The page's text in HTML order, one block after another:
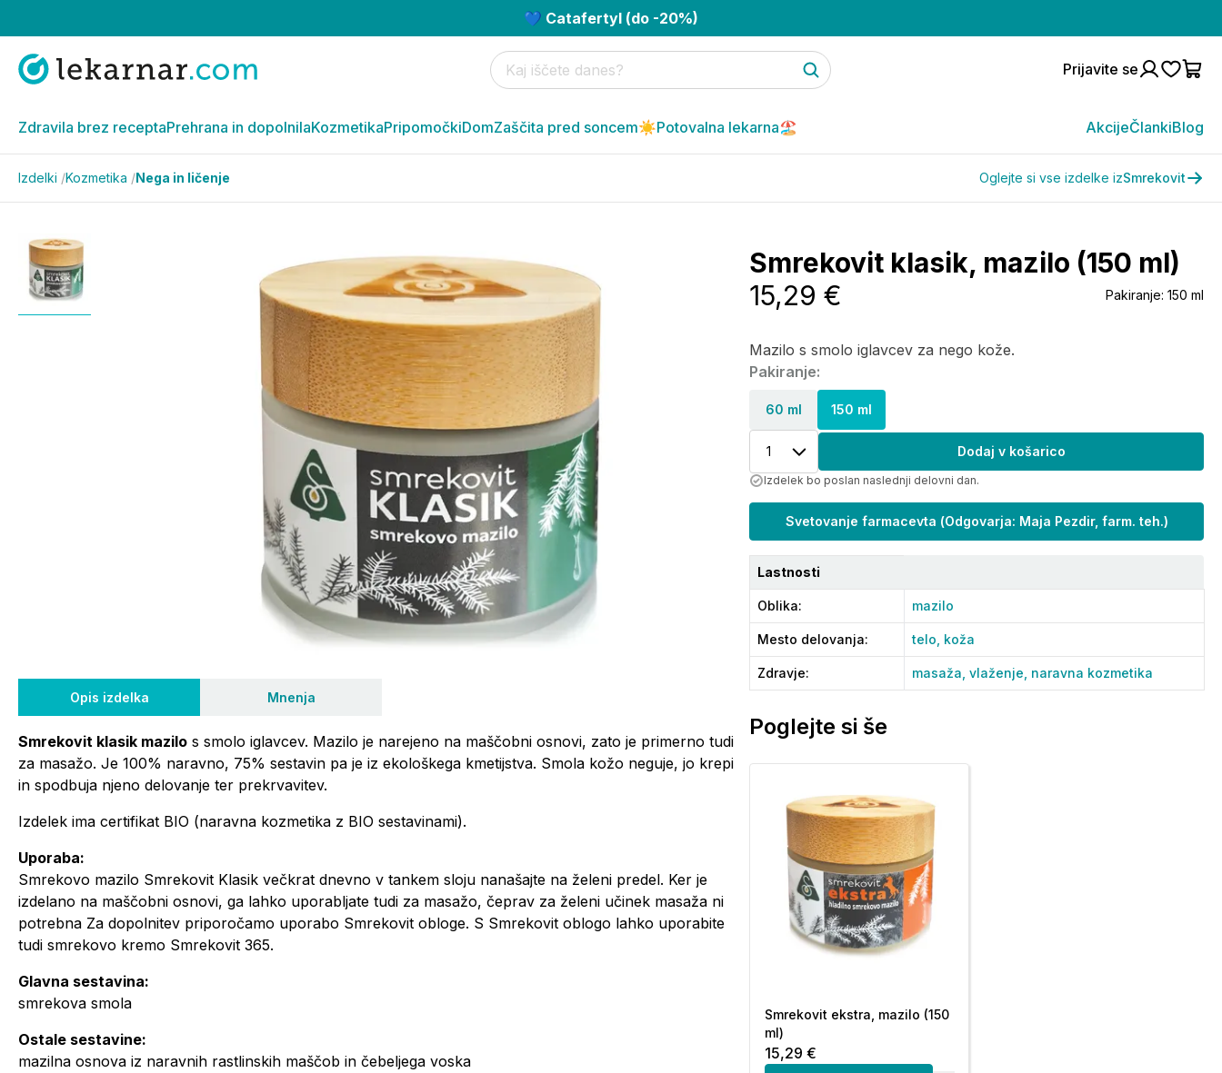
💙 Catafertyl (do -20%)
Prijavite se
Zdravila brez receptaPrehrana in dopolnilaKozmetikaPripomočkiDomZaščita pred soncem☀️Potovalna lekarna🏖️ AkcijeČlankiBlog
Izdelki /Kozmetika /Nega in ličenje Oglejte si vse izdelke izSmrekovit
Opis izdelka Mnenja
Smrekovit klasik mazilo s smolo iglavcev. Mazilo je narejeno na maščobni osnovi, zato je primerno tudi
za masažo. Je 100% naravno, 75% sestavin pa je iz ekološkega kmetijstva. Smola kožo neguje, jo krepi
in spodbuja njeno delovanje ter prekrvavitev.
Izdelek ima certifikat BIO (naravna kozmetika z BIO sestavinami).
Uporaba:
Smrekovo mazilo Smrekovit Klasik večkrat dnevno v tankem sloju nanašajte na želeni predel. Ker je
izdelano na maščobni osnovi, ga lahko uporabljate tudi za masažo, čeprav za želeni učinek masaža ni
potrebna Za dopolnitev priporočamo uporabo Smrekovit obloge. S Smrekovit oblogo lahko uporabite
tudi smrekovo kremo Smrekovit 365.
Glavna sestavina:
smrekova smola
Ostale sestavine:
mazilna osnova iz naravnih rastlinskih maščob in čebeljega voska
Smrekovit klasik, mazilo (150 ml)
Mazilo s smolo iglavcev za nego kože.
Pakiranje:
60 ml 150 ml
15,29 € Pakiranje: 150 ml
1 Dodaj v košarico
Izdelek bo poslan naslednji delovni dan.
Svetovanje farmacevta (Odgovarja: Maja Pezdir, farm. teh.)
Lastnosti
Oblika: mazilo
Mesto delovanja: telo, koža
Zdravje: masaža, vlaženje, naravna kozmetika
Poglejte si še
Smrekovit ekstra, mazilo (150
ml)
15,29 €